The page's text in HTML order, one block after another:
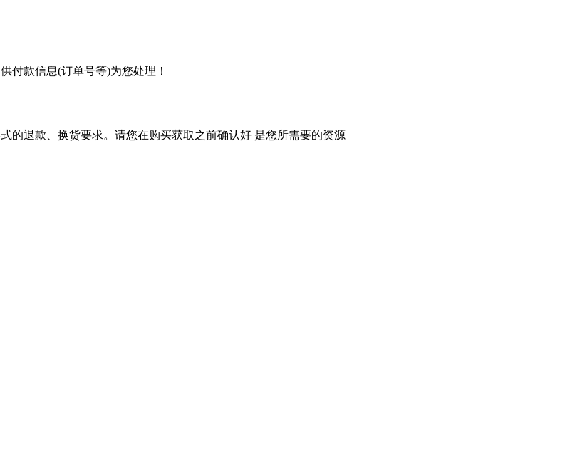
付款信息(订单号等)为您处理！
的退款、换货要求。请您在购买获取之前确认好 是您所需要的资源